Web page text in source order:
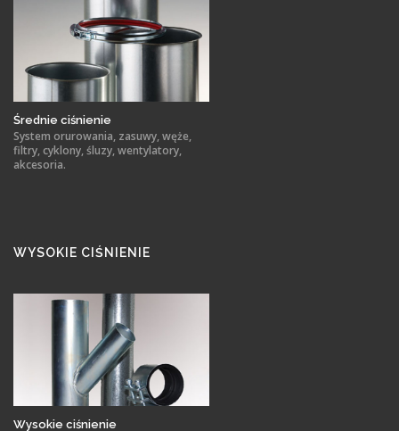
Średnie ciśnienie
System orurowania, zasuwy, węże,
filtry, cyklony, śluzy, wentylatory,
akcesoria.
WYSOKIE CIŚNIENIE
Wysokie ciśnienie